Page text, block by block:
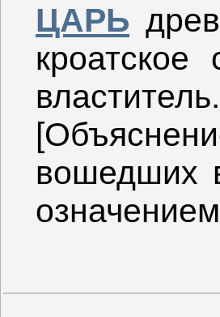
ЦАРЬ
властитель.
вошедших